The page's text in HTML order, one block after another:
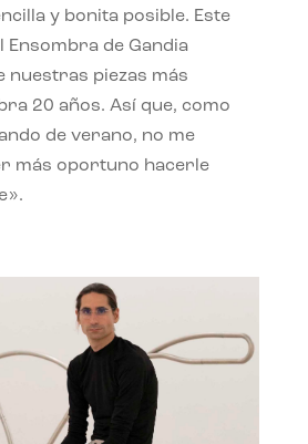
y bonita posible. Este
Ensombra de Gandia
nuestras piezas más
20 años. Así que, como
de verano, no me
más oportuno hacerle